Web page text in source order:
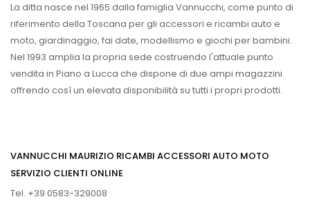
La ditta nasce nel 1965 dalla famiglia Vannucchi, come punto di
riferimento della Toscana per gli accessori e ricambi auto e
moto, giardinaggio, fai date, modellismo e giochi per bambini.
Nel 1993 amplia la propria sede costruendo l'attuale punto
vendita in Piano a Lucca che dispone di due ampi magazzini
offrendo così un elevata disponibilità su tutti i propri prodotti.
VANNUCCHI MAURIZIO RICAMBI ACCESSORI AUTO MOTO
SERVIZIO CLIENTI ONLINE
Tel. +39 0583-329008